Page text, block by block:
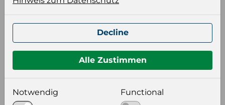
Sprache
Format auswählen
Bildeinstellungen
Decline
Alle Zustimmen
Notwendig Functional